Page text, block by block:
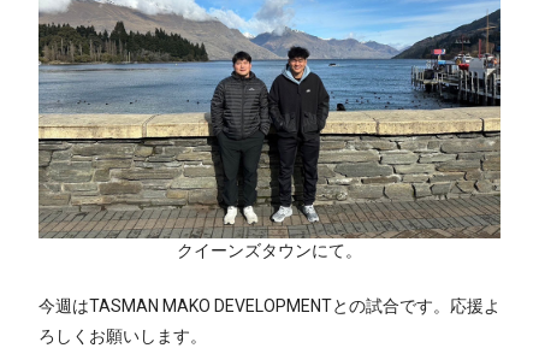
クイーンズタウンにて。
今週はTASMAN MAKO DEVELOPMENTとの試合です。応援よ
ろしくお願いします。